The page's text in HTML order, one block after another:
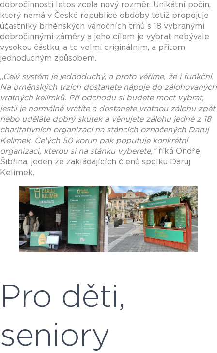
dobročinnosti letos zcela nový rozměr. Unikátní počin,
který nemá v České republice obdoby totiž propojuje
účastníky brněnských vánočních trhů s 18 vybranými
dobročinnými záměry a jeho cílem je vybrat nebývale
vysokou částku, a to velmi originálním, a přitom
jednoduchým způsobem.
„Celý systém je jednoduchý, a proto věříme, že i funkční.
Na brněnských trzích dostanete nápoje do zálohovaných
vratných kelímků. Při odchodu si budete moct vybrat,
jestli je normálně vrátíte a dostanete vratnou zálohu zpět
nebo uděláte dobrý skutek a věnujete zálohu jedné z 18
charitativních organizací na stáncích označených Daruj
Kelímek. Celých 50 korun pak poputuje konkrétní
organizaci, kterou si na stánku vyberete, “říká Ondřej
Šibřina, jeden ze zakládajících členů spolku Daruj
Kelímek.
Pro děti,
seniory